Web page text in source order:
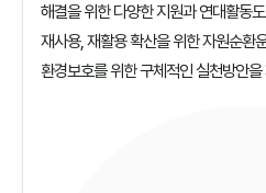
해결을 위한 다양한 지원과 연대활동
재사용, 재활용 확산을 위한 자원순환
환경보호를 위한 구체적인 실천방안